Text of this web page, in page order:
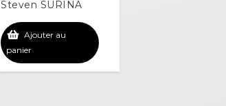
Steven SURINA
Ajouter au
panier